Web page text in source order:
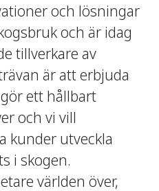
och lösningar
och är idag
tillverkare av
är att erbjuda
ett hållbart
och vi vill
kunder utveckla
i skogen.
världen över,